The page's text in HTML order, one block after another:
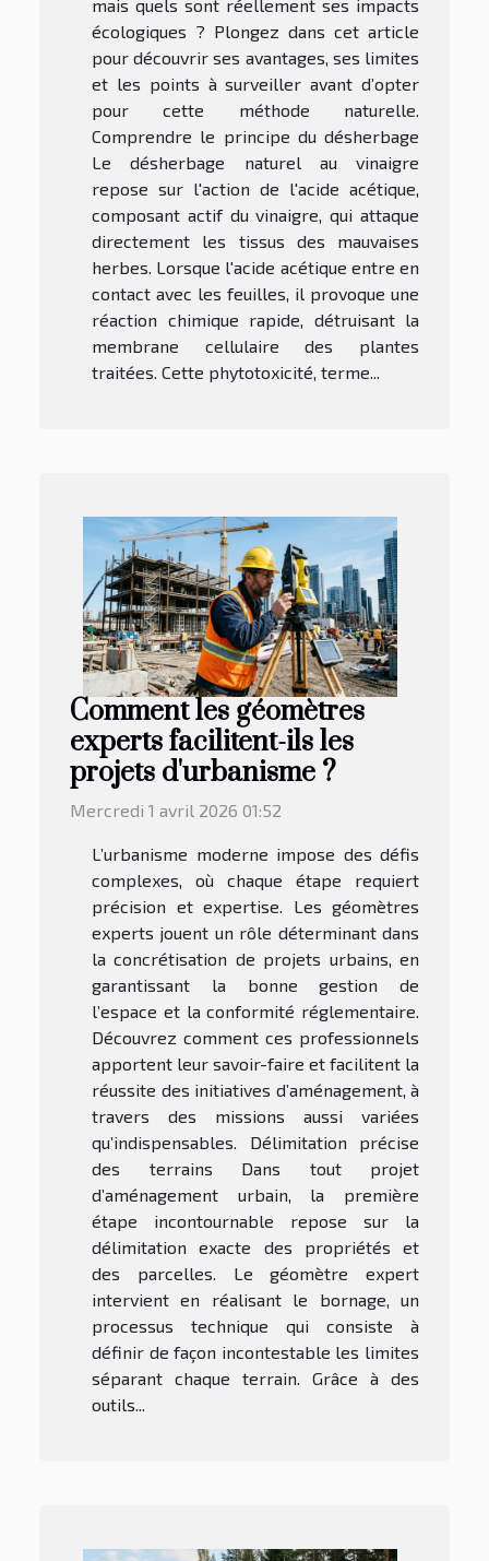
mais quels sont réellement ses impacts
écologiques ? Plongez dans cet article
pour découvrir ses avantages, ses limites
et les points à surveiller avant d’opter
pour cette méthode naturelle.
Comprendre le principe du désherbage
Le désherbage naturel au vinaigre
repose sur l'action de l'acide acétique,
composant actif du vinaigre, qui attaque
directement les tissus des mauvaises
herbes. Lorsque l'acide acétique entre en
contact avec les feuilles, il provoque une
réaction chimique rapide, détruisant la
membrane cellulaire des plantes
traitées. Cette phytotoxicité, terme...
Comment les géomètres
experts facilitent-ils les
projets d'urbanisme ?
Mercredi 1 avril 2026 01:52
L’urbanisme moderne impose des défis
complexes, où chaque étape requiert
précision et expertise. Les géomètres
experts jouent un rôle déterminant dans
la concrétisation de projets urbains, en
garantissant la bonne gestion de
l’espace et la conformité réglementaire.
Découvrez comment ces professionnels
apportent leur savoir-faire et facilitent la
réussite des initiatives d’aménagement, à
travers des missions aussi variées
qu’indispensables. Délimitation précise
des terrains Dans tout projet
d’aménagement urbain, la première
étape incontournable repose sur la
délimitation exacte des propriétés et
des parcelles. Le géomètre expert
intervient en réalisant le bornage, un
processus technique qui consiste à
définir de façon incontestable les limites
séparant chaque terrain. Grâce à des
outils...